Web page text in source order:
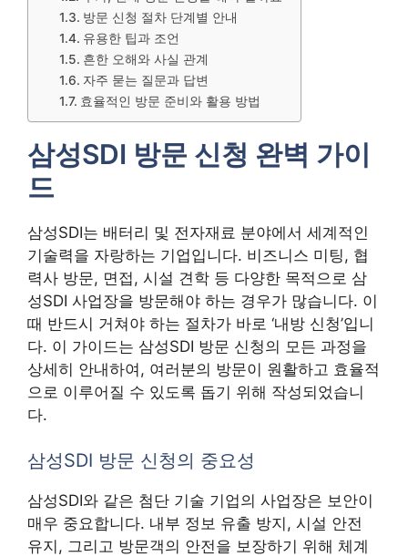
방문 신청 절차 단계별 안내
유용한 팁과 조언
흔한 오해와 사실 관계
자주 묻는 질문과 답변
효율적인 방문 준비와 활용 방법
삼성SDI 방문 신청 완벽 가이
드
삼성SDI는 배터리 및 전자재료 분야에서 세계적인
기술력을 자랑하는 기업입니다. 비즈니스 미팅, 협
력사 방문, 면접, 시설 견학 등 다양한 목적으로 삼
성SDI 사업장을 방문해야 하는 경우가 많습니다. 이
때 반드시 거쳐야 하는 절차가 바로 ‘내방 신청’입니
다. 이 가이드는 삼성SDI 방문 신청의 모든 과정을
상세히 안내하여, 여러분의 방문이 원활하고 효율적
으로 이루어질 수 있도록 돕기 위해 작성되었습니
다.
삼성SDI 방문 신청의 중요성
삼성SDI와 같은 첨단 기술 기업의 사업장은 보안이
매우 중요합니다. 내부 정보 유출 방지, 시설 안전
유지, 그리고 방문객의 안전을 보장하기 위해 체계